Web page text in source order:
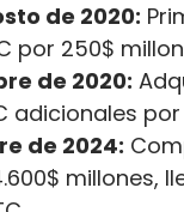
de 2020:
por 250$
de 2020:
adicionales
de 2024:
millones,